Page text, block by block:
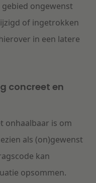
ongewenst
of ingetrokken
in een latere
concreet en
onhaalbaar is om
als (on)gewenst
kan
opsommen.